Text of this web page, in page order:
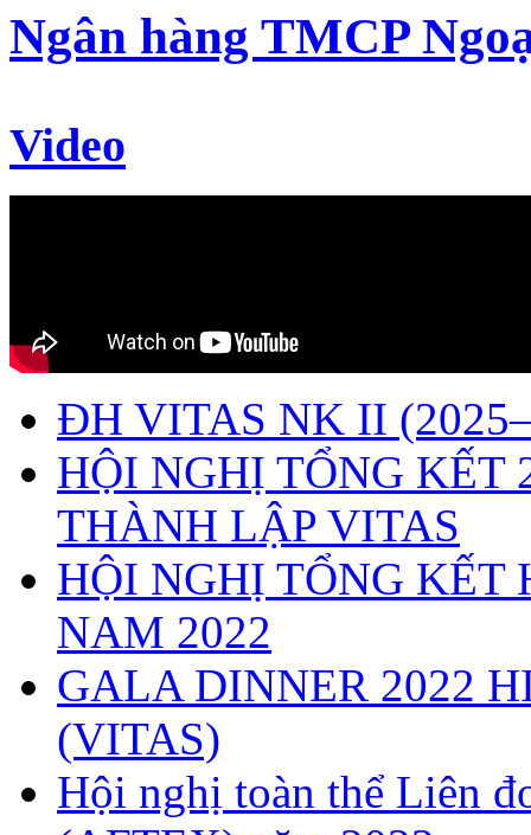
Ngân hàng TMCP
Video
ĐH VITAS NK II
HỘI NGHỊ TỔNG
THÀNH LẬP VITAS
HỘI NGHỊ TỔNG KẾT
NAM 2022
GALA DINNER 2022
(VITAS)
Hội nghị toàn thể Liên